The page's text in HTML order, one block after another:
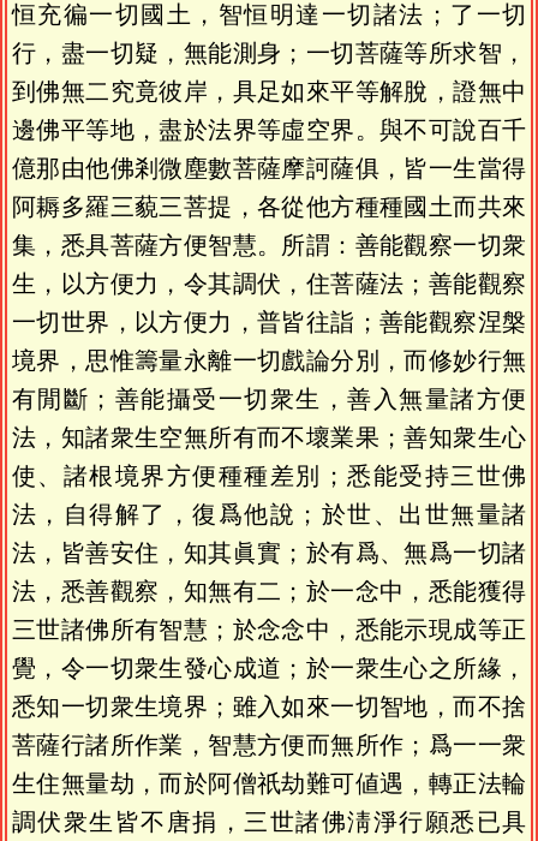
恒充徧一切國土，智恒明達一切諸法；了一切
行，盡一切疑，無能測身；一切菩薩等所求智，
到佛無二究竟彼岸，具足如來平等解脫，證無中
邊佛平等地，盡於法界等虛空界。與不可說百千
億那由他佛剎微塵數菩薩摩訶薩俱，皆一生當得
阿耨多羅三藐三菩提，各從他方種種國土而共來
集，悉具菩薩方便智慧。所謂：善能觀察一切衆
生，以方便力，令其調伏，住菩薩法；善能觀察
一切世界，以方便力，普皆往詣；善能觀察涅槃
境界，思惟籌量永離一切戲論分別，而修妙行無
有閒斷；善能攝受一切衆生，善入無量諸方便
法，知諸衆生空無所有而不壞業果；善知衆生心
使、諸根境界方便種種差別；悉能受持三世佛
法，自得解了，復爲他說；於世、出世無量諸
法，皆善安住，知其眞實；於有爲、無爲一切諸
法，悉善觀察，知無有二；於一念中，悉能獲得
三世諸佛所有智慧；於念念中，悉能示現成等正
覺，令一切衆生發心成道；於一衆生心之所緣，
悉知一切衆生境界；雖入如來一切智地，而不捨
菩薩行諸所作業，智慧方便而無所作；爲一一衆
生住無量劫，而於阿僧祇劫難可値遇，轉正法輪
調伏衆生皆不唐捐，三世諸佛淸淨行願悉已具